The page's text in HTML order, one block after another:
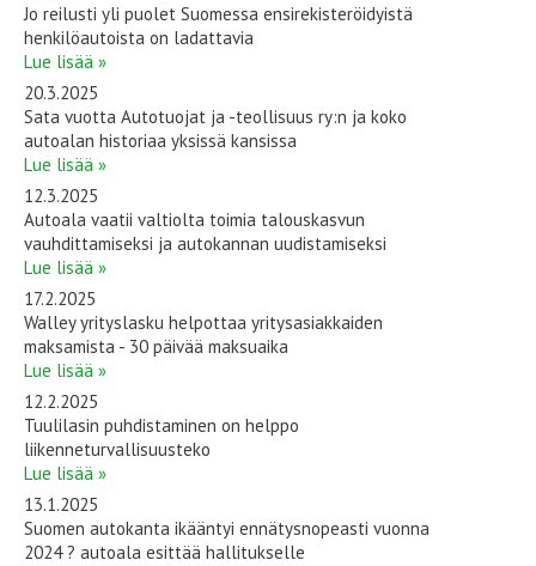
Jo reilusti yli puolet Suomessa ensirekisteröidyistä
henkilöautoista on ladattavia
Lue lisää »
20.3.2025
Sata vuotta Autotuojat ja -teollisuus ry:n ja koko
autoalan historiaa yksissä kansissa
Lue lisää »
12.3.2025
Autoala vaatii valtiolta toimia talouskasvun
vauhdittamiseksi ja autokannan uudistamiseksi
Lue lisää »
17.2.2025
Walley yrityslasku helpottaa yritysasiakkaiden
maksamista - 30 päivää maksuaika
Lue lisää »
12.2.2025
Tuulilasin puhdistaminen on helppo
liikenneturvallisuusteko
Lue lisää »
13.1.2025
Suomen autokanta ikääntyi ennätysnopeasti vuonna
2024 ? autoala esittää hallitukselle